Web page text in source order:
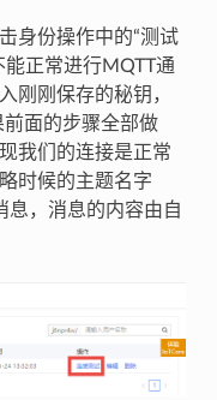
身份操作中的“测试
正常进行MQTT通
刚刚保存的秘钥，
前面的步骤全部做
我们的连接是正常
时候的主题名字
息，消息的内容由自